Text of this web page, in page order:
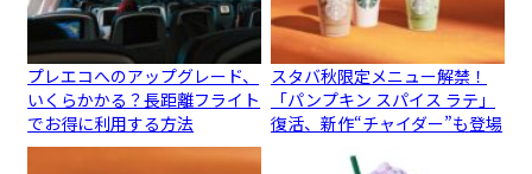
プレエコへのアップグレード、
いくらかかる？長距離フライト
でお得に利用する方法
スタバ秋限定メニュー解禁！
「パンプキン スパイス ラテ」
復活、新作“チャイダー”も登場